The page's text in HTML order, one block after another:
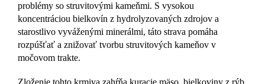
problémy so struvitovými kameňmi. S vysokou
koncentráciou bielkovín z hydrolyzovaných zdrojov a
starostlivo vyváženými minerálmi, táto strava pomáha
rozpúšťať a znižovať tvorbu struvitových kameňov v
močovom trakte.